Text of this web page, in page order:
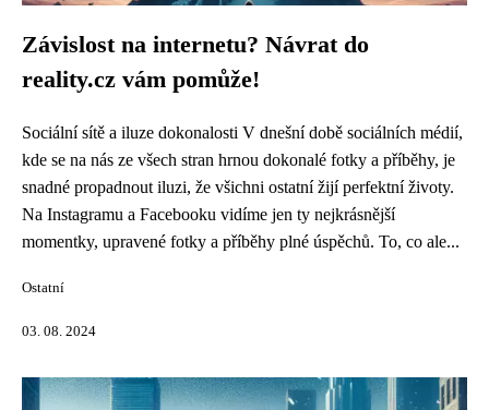
Závislost na internetu? Návrat do
reality.cz vám pomůže!
Sociální sítě a iluze dokonalosti V dnešní době sociálních médií,
kde se na nás ze všech stran hrnou dokonalé fotky a příběhy, je
snadné propadnout iluzi, že všichni ostatní žijí perfektní životy.
Na Instagramu a Facebooku vidíme jen ty nejkrásnější
momentky, upravené fotky a příběhy plné úspěchů. To, co ale...
Ostatní
03. 08. 2024